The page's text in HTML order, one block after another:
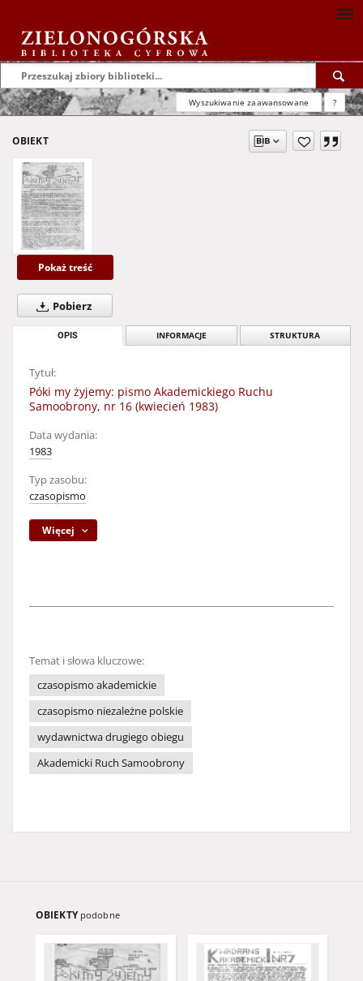
Wyszukiwanie zaawansowane ?
OBIEKT
Pokaż treść
Pobierz
OPIS INFORMACJE STRUKTURA
Tytuł:
Póki my żyjemy: pismo Akademickiego Ruchu
Samoobrony, nr 16 (kwiecień 1983)
Data wydania:
1983
Typ zasobu:
czasopismo
Więcej
Temat i słowa kluczowe:
czasopismo akademickie
czasopismo niezależne polskie
wydawnictwa drugiego obiegu
Akademicki Ruch Samoobrony
OBIEKTY podobne